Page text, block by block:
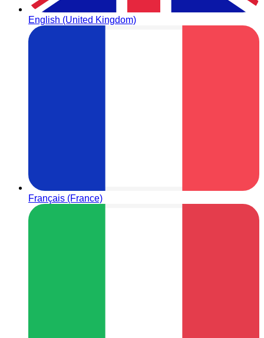
English (United Kingdom)
Français (France)